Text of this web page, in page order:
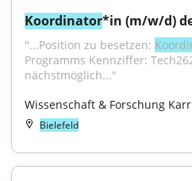
Koordinator*in (m/w/d)
"...Position zu besetzen:
Programms Kennziffer:
nächstmöglich..."
Wissenschaft & Forschung
Bielefeld